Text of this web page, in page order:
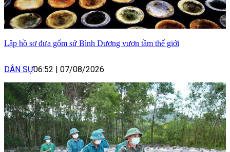
Lập hồ sơ đưa gốm sứ Bình Dương vươn tầm thế giới
DÂN SỰ06:52 | 07/08/2026